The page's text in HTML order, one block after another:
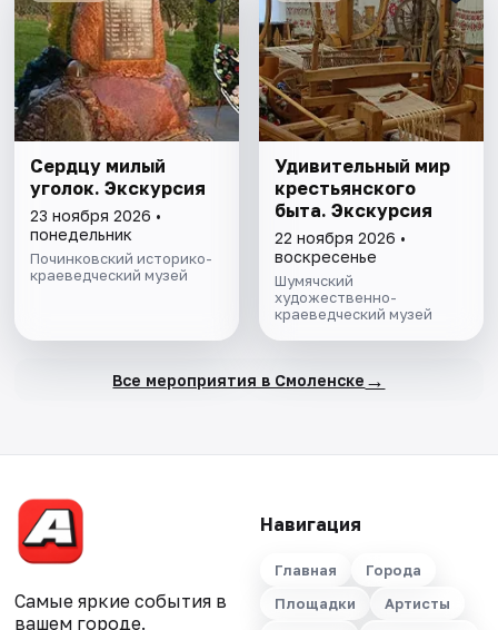
Сердцу милый
уголок. Экскурсия
23 ноября 2026 •
понедельник
Починковский историко-
краеведческий музей
Удивительный мир
крестьянского
быта. Экскурсия
22 ноября 2026 •
воскресенье
Шумячский
художественно-
краеведческий музей
Все мероприятия в Смоленске →
Самые яркие события в
вашем городе.
Навигация
Главная
Города
Площадки
Артисты